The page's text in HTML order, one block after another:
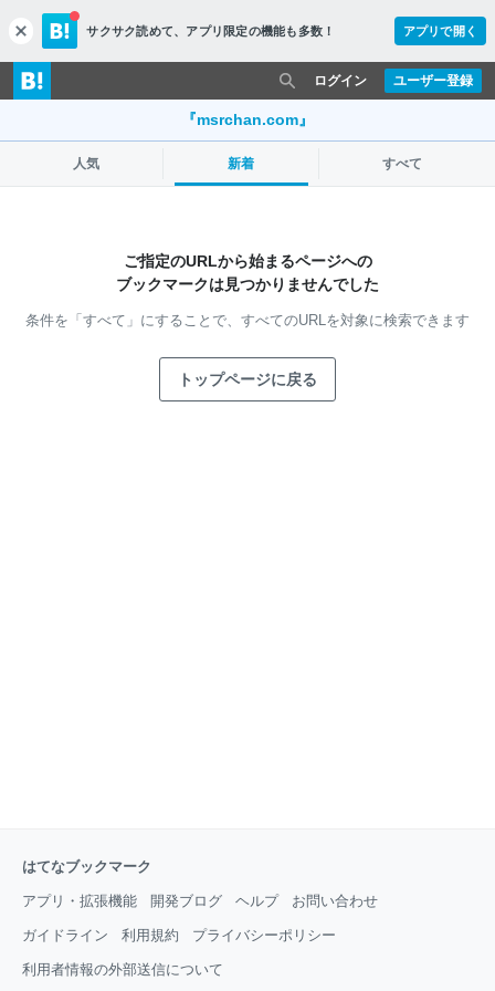
c
l
o
s
サクサク読めて、 アプリ限定の機能も多数！ アプリで開く
ユーザー登録
ログイン
『msrchan.com』
人気 新着 すべて
ご指定のURLから始まるページへの
ブックマークは見つかりませんでした
条件を「すべて」にすることで、 すべてのURLを対象に検索できます
トップページに戻る
はてなブックマーク
アプリ・拡張機能 開発ブログ ヘルプ お問い合わせ
ガイドライン 利用規約 プライバシーポリシー
利用者情報の外部送信について